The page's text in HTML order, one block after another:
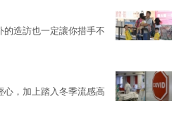
造訪也一定讓你措手不
心，加上踏入冬季流感高